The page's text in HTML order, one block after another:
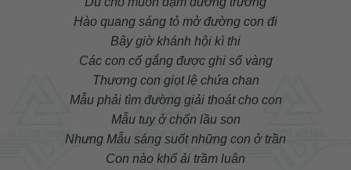
Hào quang sáng tỏ mở đường con đi
Bây giờ khánh hội kì thi
Các con cố gắng được ghi sổ vàng
Thương con giọt lệ chứa chan
Mẫu phải tìm đường giải thoát cho con
Mẫu tuy ở chốn lầu son
Nhưng Mẫu sáng suốt những con ở trần
Con nào khổ ải trầm luân